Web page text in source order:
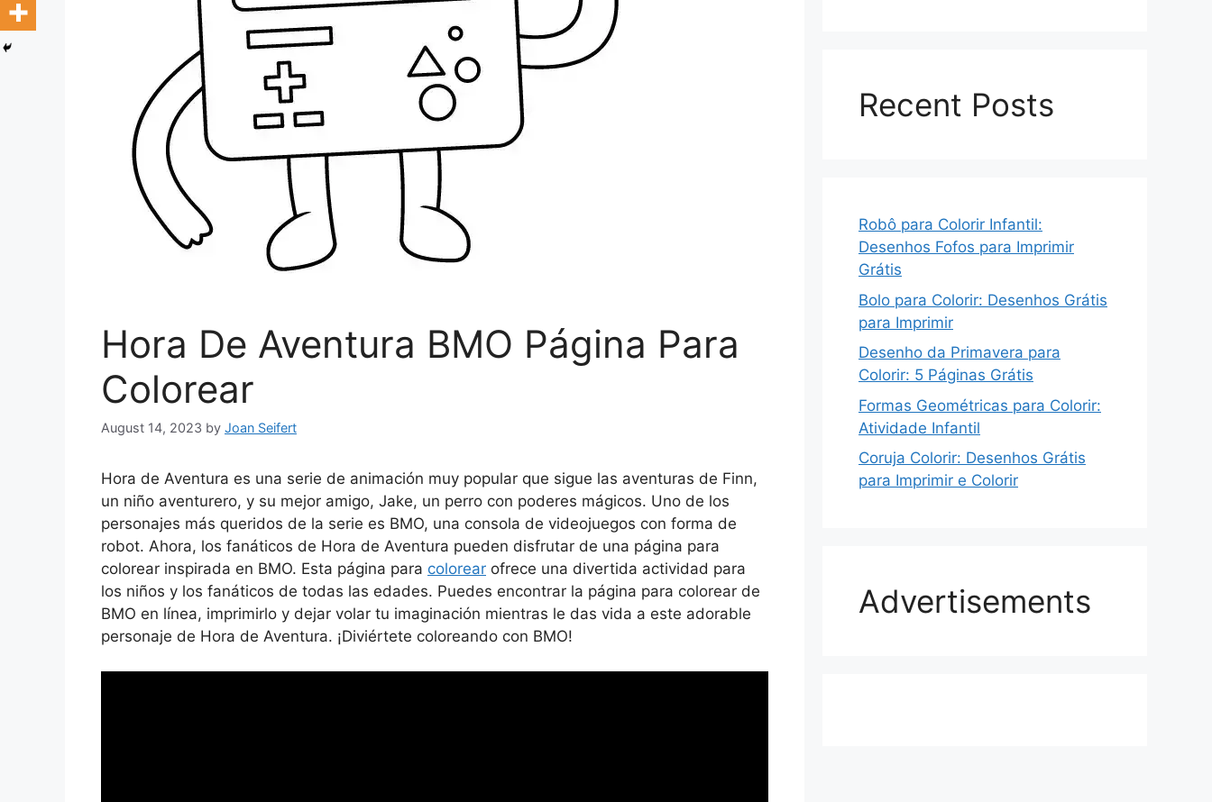
Hora De Aventura BMO Página Para
Colorear
August 14, 2023 by Joan Seifert
Hora de Aventura es una serie de animación muy popular que sigue las aventuras de Finn,
un niño aventurero, y su mejor amigo, Jake, un perro con poderes mágicos. Uno de los
personajes más queridos de la serie es BMO, una consola de videojuegos con forma de
robot. Ahora, los fanáticos de Hora de Aventura pueden disfrutar de una página para
colorear inspirada en BMO. Esta página para colorear ofrece una divertida actividad para
los niños y los fanáticos de todas las edades. Puedes encontrar la página para colorear de
BMO en línea, imprimirlo y dejar volar tu imaginación mientras le das vida a este adorable
personaje de Hora de Aventura. ¡Diviértete coloreando con BMO!
Recent Posts
Robô para Colorir Infantil:
Desenhos Fofos para Imprimir
Grátis
Bolo para Colorir: Desenhos Grátis
para Imprimir
Desenho da Primavera para
Colorir: 5 Páginas Grátis
Formas Geométricas para Colorir:
Atividade Infantil
Coruja Colorir: Desenhos Grátis
para Imprimir e Colorir
Advertisements